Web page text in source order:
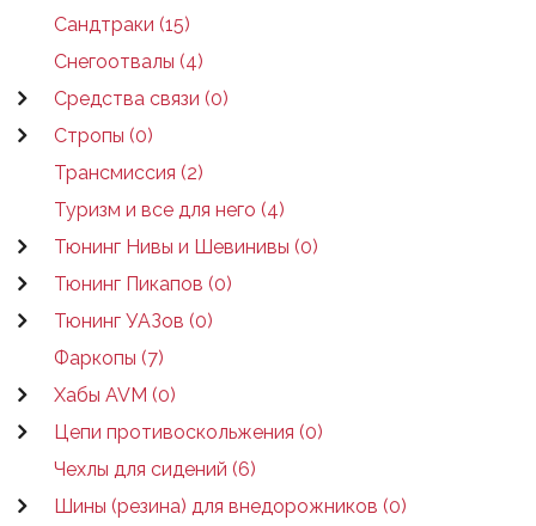
Сандтраки (15)
Снегоотвалы (4)
Средства связи (0)
Стропы (0)
Трансмиссия (2)
Туризм и все для него (4)
Тюнинг Нивы и Шевинивы (0)
Тюнинг Пикапов (0)
Тюнинг УАЗов (0)
Фаркопы (7)
Хабы AVM (0)
Цепи противоскольжения (0)
Чехлы для сидений (6)
Шины (резина) для внедорожников (0)